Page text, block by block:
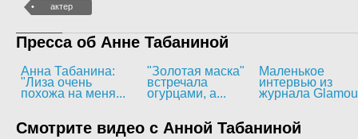
актер
Пресса об Анне Табаниной
Анна Табанина:
"Лиза очень
похожа на меня...
"Золотая маска"
встречала
огурцами, а...
Маленькое
интервью из
журнала
Смотрите видео с Анной Табаниной